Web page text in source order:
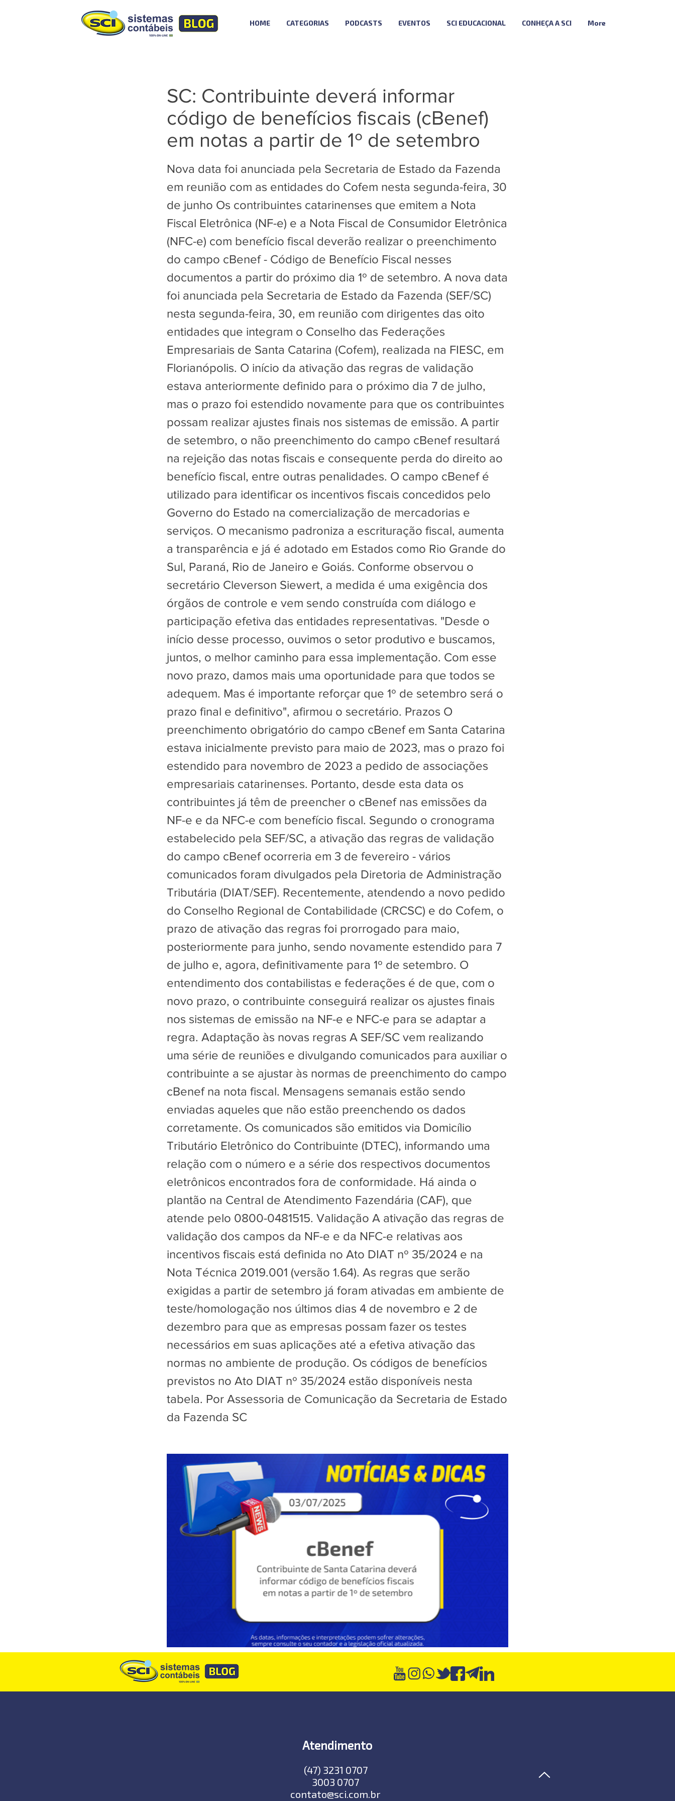
HOME CATEGORIAS PODCASTS EVENTOS SCI EDUCACIONAL CONHEÇA A SCI More
SC: Contribuinte deverá informar
código de benefícios fiscais (cBenef)
em notas a partir de 1º de setembro
Nova data foi anunciada pela Secretaria de Estado da Fazenda
em reunião com as entidades do Cofem nesta segunda-feira, 30
de junho Os contribuintes catarinenses que emitem a Nota
Fiscal Eletrônica (NF-e) e a Nota Fiscal de Consumidor Eletrônica
(NFC-e) com benefício fiscal deverão realizar o preenchimento
do campo cBenef - Código de Benefício Fiscal nesses
documentos a partir do próximo dia 1º de setembro. A nova data
foi anunciada pela Secretaria de Estado da Fazenda (SEF/SC)
nesta segunda-feira, 30, em reunião com dirigentes das oito
entidades que integram o Conselho das Federações
Empresariais de Santa Catarina (Cofem), realizada na FIESC, em
Florianópolis. O início da ativação das regras de validação
estava anteriormente definido para o próximo dia 7 de julho,
mas o prazo foi estendido novamente para que os contribuintes
possam realizar ajustes finais nos sistemas de emissão. A partir
de setembro, o não preenchimento do campo cBenef resultará
na rejeição das notas fiscais e consequente perda do direito ao
benefício fiscal, entre outras penalidades. O campo cBenef é
utilizado para identificar os incentivos fiscais concedidos pelo
Governo do Estado na comercialização de mercadorias e
serviços. O mecanismo padroniza a escrituração fiscal, aumenta
a transparência e já é adotado em Estados como Rio Grande do
Sul, Paraná, Rio de Janeiro e Goiás. Conforme observou o
secretário Cleverson Siewert, a medida é uma exigência dos
órgãos de controle e vem sendo construída com diálogo e
participação efetiva das entidades representativas. "Desde o
início desse processo, ouvimos o setor produtivo e buscamos,
juntos, o melhor caminho para essa implementação. Com esse
novo prazo, damos mais uma oportunidade para que todos se
adequem. Mas é importante reforçar que 1º de setembro será o
prazo final e definitivo", afirmou o secretário. Prazos O
preenchimento obrigatório do campo cBenef em Santa Catarina
estava inicialmente previsto para maio de 2023, mas o prazo foi
estendido para novembro de 2023 a pedido de associações
empresariais catarinenses. Portanto, desde esta data os
contribuintes já têm de preencher o cBenef nas emissões da
NF-e e da NFC-e com benefício fiscal. Segundo o cronograma
estabelecido pela SEF/SC, a ativação das regras de validação
do campo cBenef ocorreria em 3 de fevereiro - vários
comunicados foram divulgados pela Diretoria de Administração
Tributária (DIAT/SEF). Recentemente, atendendo a novo pedido
do Conselho Regional de Contabilidade (CRCSC) e do Cofem, o
prazo de ativação das regras foi prorrogado para maio,
posteriormente para junho, sendo novamente estendido para 7
de julho e, agora, definitivamente para 1º de setembro. O
entendimento dos contabilistas e federações é de que, com o
novo prazo, o contribuinte conseguirá realizar os ajustes finais
nos sistemas de emissão na NF-e e NFC-e para se adaptar a
regra. Adaptação às novas regras A SEF/SC vem realizando
uma série de reuniões e divulgando comunicados para auxiliar o
contribuinte a se ajustar às normas de preenchimento do campo
cBenef na nota fiscal. Mensagens semanais estão sendo
enviadas aqueles que não estão preenchendo os dados
corretamente. Os comunicados são emitidos via Domicílio
Tributário Eletrônico do Contribuinte (DTEC), informando uma
relação com o número e a série dos respectivos documentos
eletrônicos encontrados fora de conformidade. Há ainda o
plantão na Central de Atendimento Fazendária (CAF), que
atende pelo 0800-0481515. Validação A ativação das regras de
validação dos campos da NF-e e da NFC-e relativas aos
incentivos fiscais está definida no Ato DIAT nº 35/2024 e na
Nota Técnica 2019.001 (versão 1.64). As regras que serão
exigidas a partir de setembro já foram ativadas em ambiente de
teste/homologação nos últimos dias 4 de novembro e 2 de
dezembro para que as empresas possam fazer os testes
necessários em suas aplicações até a efetiva ativação das
normas no ambiente de produção. Os códigos de benefícios
previstos no Ato DIAT nº 35/2024 estão disponíveis nesta
tabela. Por Assessoria de Comunicação da Secretaria de Estado
da Fazenda SC
Atendimento
(47) 3231 0707
3003 0707
contato@sci.com.br